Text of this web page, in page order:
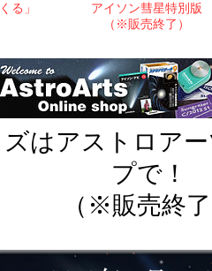
る」
アイソン彗星特別版
（※販売終了）
はアストロア
プで！
（※販売終